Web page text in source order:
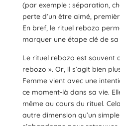
(par exemple : séparation,
perte d’un être aimé,
En bref, le rituel rebozo
marquer une étape clé de sa
Le rituel rebozo est souvent
rebozo ». Or, il s’agit bien
Femme vient avec une
ce moment-là dans sa vie.
même au cours du rituel.
autre dimension qu’un